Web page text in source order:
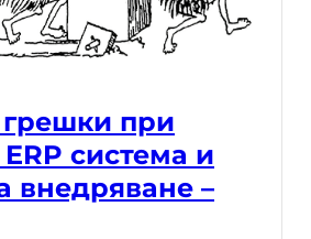
при
система и
внедряване –